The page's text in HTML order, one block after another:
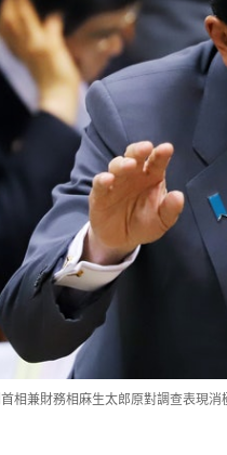
首相兼財務相麻生太郎原對調查表現